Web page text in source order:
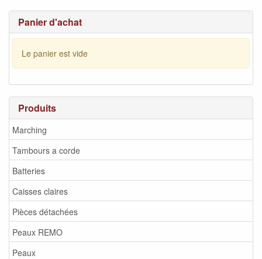
Panier d'achat
Le panier est vide
Produits
Marching
Tambours a corde
Batteries
Caisses claires
Pièces détachées
Peaux REMO
Peaux